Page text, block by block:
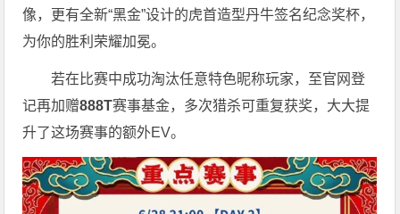
像，更有全新“黑金”设计的虎首造型丹牛签名纪念奖杯，
为你的胜利荣耀加冕。
若在比赛中成功淘汰任意特色昵称玩家，至官网登
记再加赠888T赛事基金，多次猎杀可重复获奖，大大提
升了这场赛事的额外EV。